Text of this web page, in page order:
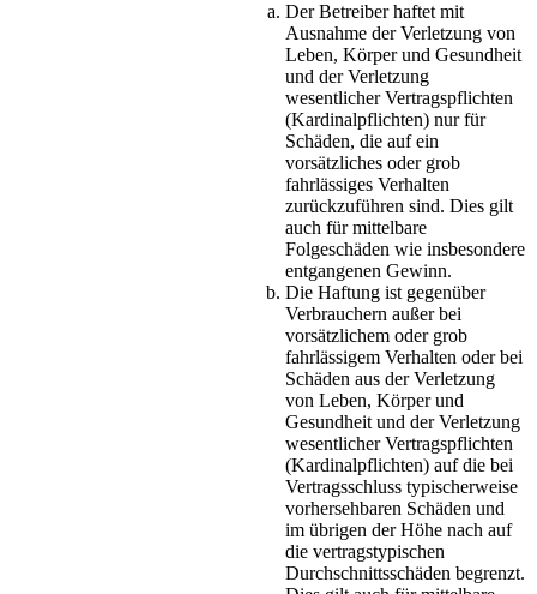
Der Betreiber haftet mit
Ausnahme der Verletzung von
Leben, Körper und Gesundheit
und der Verletzung
wesentlicher Vertragspflichten
(Kardinalpflichten) nur für
Schäden, die auf ein
vorsätzliches oder grob
fahrlässiges Verhalten
zurückzuführen sind. Dies gilt
auch für mittelbare
Folgeschäden wie insbesondere
entgangenen Gewinn.
Die Haftung ist gegenüber
Verbrauchern außer bei
vorsätzlichem oder grob
fahrlässigem Verhalten oder bei
Schäden aus der Verletzung
von Leben, Körper und
Gesundheit und der Verletzung
wesentlicher Vertragspflichten
(Kardinalpflichten) auf die bei
Vertragsschluss typischerweise
vorhersehbaren Schäden und
im übrigen der Höhe nach auf
die vertragstypischen
Durchschnittsschäden begrenzt.